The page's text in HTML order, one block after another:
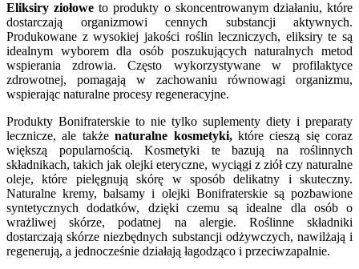
Eliksiry ziołowe to produkty o skoncentrowanym działaniu, które
dostarczają organizmowi cennych substancji aktywnych.
Produkowane z wysokiej jakości roślin leczniczych, eliksiry te są
idealnym wyborem dla osób poszukujących naturalnych metod
wspierania zdrowia. Często wykorzystywane w profilaktyce
zdrowotnej, pomagają w zachowaniu równowagi organizmu,
wspierając naturalne procesy regeneracyjne.
Produkty Bonifraterskie to nie tylko suplementy diety i preparaty
lecznicze, ale takżenaturalne kosmetyki,które cieszą się coraz
większą popularnością. Kosmetyki te bazują na roślinnych
składnikach, takich jak olejki eteryczne, wyciągi z ziół czy naturalne
oleje, które pielęgnują skórę w sposób delikatny i skuteczny.
Naturalne kremy, balsamy i olejki Bonifraterskie są pozbawione
syntetycznych dodatków, dzięki czemu są idealne dla osób o
wrażliwej skórze, podatnej na alergie. Roślinne składniki
dostarczają skórze niezbędnych substancji odżywczych, nawilżają i
regenerują, a jednocześnie działają łagodząco i przeciwzapalnie.